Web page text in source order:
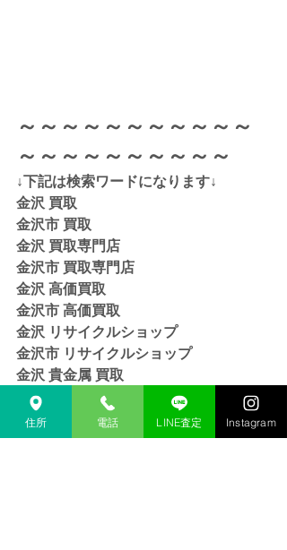
～～～～～～～～～～～
～～～～～～～～～～
↓下記は検索ワードになります↓
金沢 買取
金沢市 買取
金沢 買取専門店
金沢市 買取専門店
金沢 高価買取
金沢市 高価買取
金沢 リサイクルショップ
金沢市 リサイクルショップ
金沢 貴金属 買取
金沢市 貴金属 買取
金沢 金 買取
金沢市 金 買取
住所 電話 LINE査定 Instagram